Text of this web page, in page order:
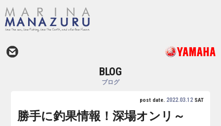
BLOG
ブログ
post date. 2022.03.12SAT
勝手に釣果情報！深場オンリ～